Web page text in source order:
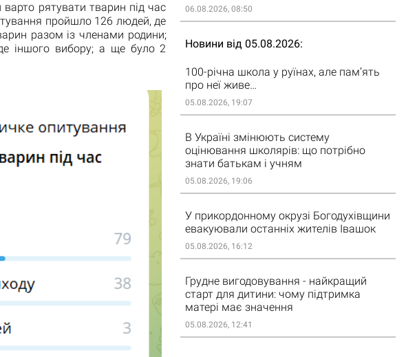
рятувати тварин під час
пройшло 126 людей, де
разом із членами родини;
іншого вибору; а ще було 2
06.08.2026, 08:50
Новини від 05.08.2026
100-річна школа у руїнах, але пам’ять
про неї живе…
05.08.2026, 19:07
В Україні змінюють систему
оцінювання школярів: що потрібно
знати батькам і учням
05.08.2026, 19:06
У прикордонному окрузі Богодухівщини
евакуювали останніх жителів Івашок
05.08.2026, 16:12
Грудне вигодовування - найкращий
старт для дитини: чому підтримка
матері має значення
05.08.2026, 12:41